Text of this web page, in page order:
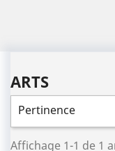
ARTS
Pertinence
Affichage 1-1 de 1